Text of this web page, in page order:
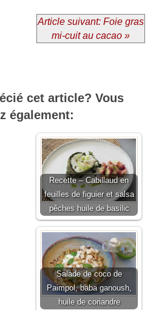
Article suivant: Foie gras
mi-cuit au cacao »
cet article? Vous
également:
Recette – Cabillaud en
feuilles de figuier et salsa
pêches huile de basilic
Salade de coco de
Paimpol, baba ganoush,
huile de coriandre